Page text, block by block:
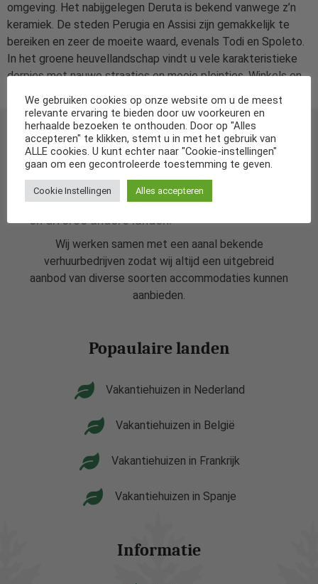
omgeving. Het nabijgelegen Deruta is bekend vanwege z’n
keramiek. De steden Perugia en Assisi zijn gemakkelijk te
bereiken en zeer de moeite waard, evenals Todi en Spoleto.
In het groene heuvellandschap vindt u vele karakteristieke
dorpjes met nauwe straatjes en mooie pleintjes. Winkels en
diverse voorzieningen vindt u binnen een straal van 6-9 km.
De specialist in vakantiehuizen in Nederland
en diverse andere landen.
Wij werken samen met een aanal bekende
verhuurbedrijven zodat wij altijd een uitgebreid
aanbod van diverse soorten accommodaties kunnen
aanbieden.
Popaulaire landen
Vakantiehuizen in Nederland
Vakantiehuizen in België
Vakantiehuizen in Frankrijk
Vakantiehuizen in Spanje
Informatie
We gebruiken cookies op onze website om u de meest
relevante ervaring te bieden door uw voorkeuren en
herhaalde bezoeken te onthouden. Door op "Alles
accepteren" te klikken, stemt u in met het gebruik van
ALLE cookies. U kunt echter naar "Cookie-instellingen"
gaan om een gecontroleerde toestemming te geven.
Cookie Instellingen Alles accepteren